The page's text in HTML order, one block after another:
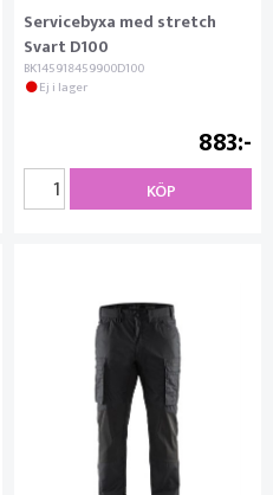
Servicebyxa med stretch
Svart D100
BK145918459900D100
Ej i lager
883
KÖP